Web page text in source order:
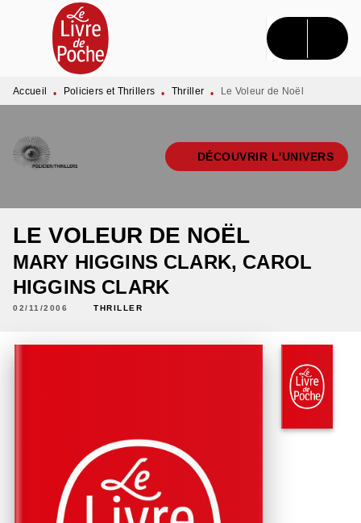
MENU RECHERCHE CONTENU
PIED DE PAGE
Accueil • Policiers et Thrillers • Thriller • Le Voleur de Noël
DÉCOUVRIR L'UNIVERS
LE VOLEUR DE NOËL
MARY HIGGINS CLARK, CAROL
HIGGINS CLARK
02/11/2006 THRILLER